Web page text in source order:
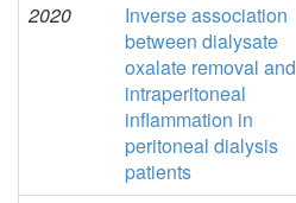
2020
Inverse association
between dialysate
oxalate removal and
intraperitoneal
inflammation in
peritoneal dialysis
patients